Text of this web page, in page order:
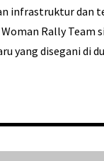
infrastruktur dan
Rally Team
yang disegani di